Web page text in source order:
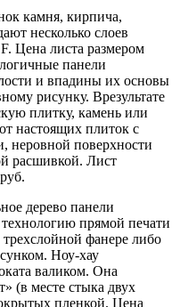
камня, кирпича,
несколько слоев
Цена листа размером
панели
и впадины их основы
рисунку. Врезультате
плитку, камень или
настоящих плиток с
неровной поверхности
расшивкой. Лист
дерево панели
прямой печати
фанере либо
Ноу-хау
валиком. Она
(в месте стыка двух
пленкой. Цена